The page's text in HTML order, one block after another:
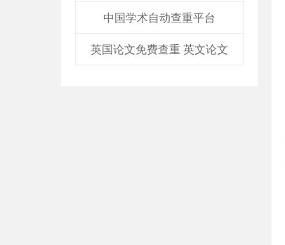
中国学术自动查重平台
英国论文免费查重 英文论文